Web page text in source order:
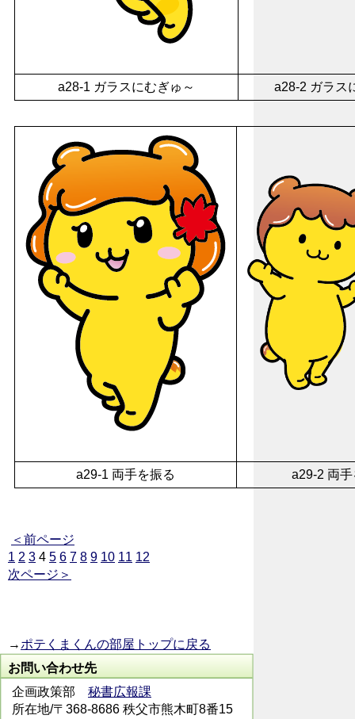
a28-1 ガラスにむぎゅ～ a28-2 ガラス
a29-1 両手を振る a29-2 両
＜前ページ
1 2 3 4 5 6 7 8 9 10 11 12
次ページ＞
→ ポテくまくんの部屋トップに戻る
お問い合わせ先
企画政策部 秘書広報課
所在地/〒368-8686 秩父市熊木町8番15